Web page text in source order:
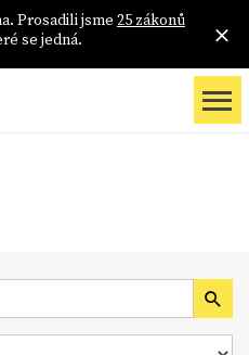
Prosadili jsme 25 zákonů
se jedná.